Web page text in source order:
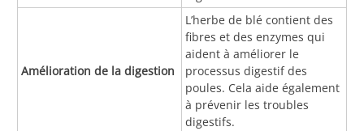
Amélioration de la digestion
L’herbe de blé contient des
fibres et des enzymes qui
aident à améliorer le
processus digestif des
poules. Cela aide également
à prévenir les troubles
digestifs.